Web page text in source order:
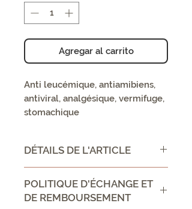
Agregar al carrito
Anti leucémique, antiamibiens,
antiviral, analgésique, vermifuge,
stomachique
DÉTAILS DE L'ARTICLE
DIRECTIONS FOR USE :
frictionner les parties atteintes
POLITIQUE D'ÉCHANGE ET
DE REMBOURSEMENT